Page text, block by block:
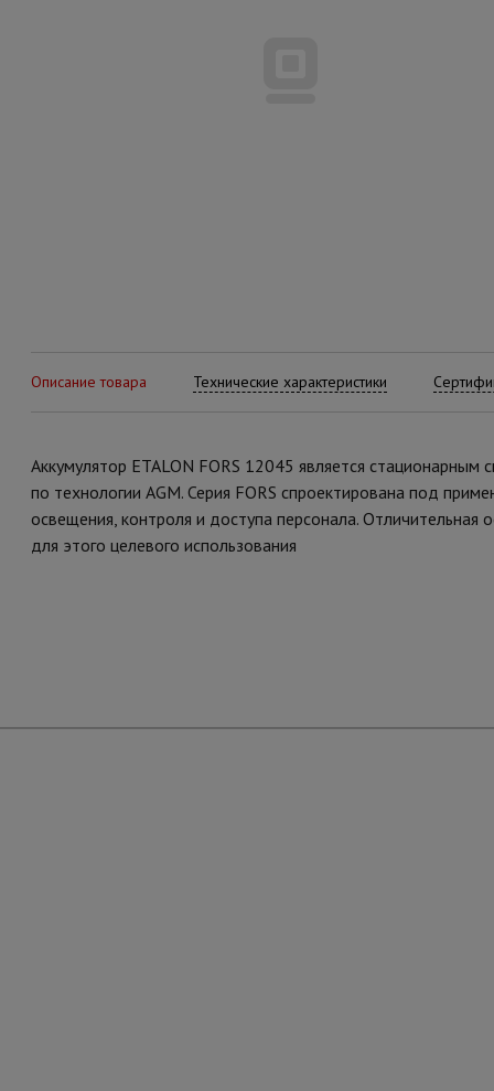
Описание товара Технические характеристики
Аккумулятор ETALON FORS 12045 является
по технологии AGM. Серия FORS спроектирована под
освещения, контроля и доступа персонала. Отличительная
для этого целевого использования